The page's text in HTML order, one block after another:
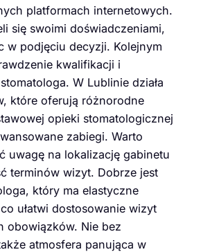
platformach internetowych.
się swoimi doświadczeniami,
w podjęciu decyzji. Kolejnym
kwalifikacji i
W Lublinie działa
które oferują różnorodne
opieki stomatologicznej
zabiegi. Warto
uwagę na lokalizację gabinetu
terminów wizyt. Dobrze jest
który ma elastyczne
ułatwi dostosowanie wizyt
obowiązków. Nie bez
atmosfera panująca w